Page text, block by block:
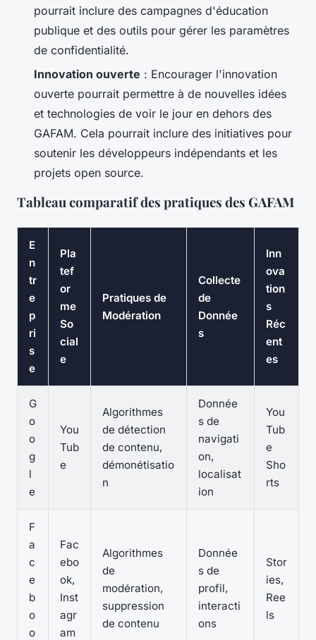
pourrait inclure des campagnes d'éducation
publique et des outils pour gérer les paramètres
de confidentialité.
Innovation ouverte : Encourager l'innovation
ouverte pourrait permettre à de nouvelles idées
et technologies de voir le jour en dehors des
GAFAM. Cela pourrait inclure des initiatives pour
soutenir les développeurs indépendants et les
projets open source.
Tableau comparatif des pratiques des GAFAM
E
n
tr
e
p
ri
s
e
Pla
tef
or
me
So
cial
e
Pratiques de
Modération
Collecte
de
Donnée
s
Inn
ova
tion
s
Réc
ent
es
G
o
o
g
l
e
You
Tub
e
Algorithmes
de détection
de contenu,
démonétisatio
n
Donnée
s de
navigati
on,
localisat
ion
You
Tub
e
Sho
rts
F
a
c
e
b
o
o
Fac
ebo
ok,
Inst
agr
am
Algorithmes
de
modération,
suppression
de contenu
Donnée
s de
profil,
interacti
ons
Stor
ies,
Ree
ls